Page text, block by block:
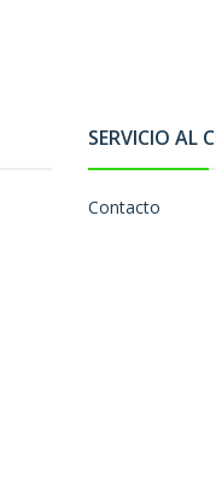
SERVICIO AL
Contacto